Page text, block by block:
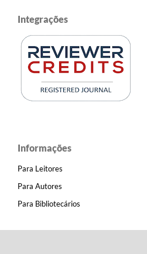
Integrações
Informações
Para Leitores
Para Autores
Para Bibliotecários